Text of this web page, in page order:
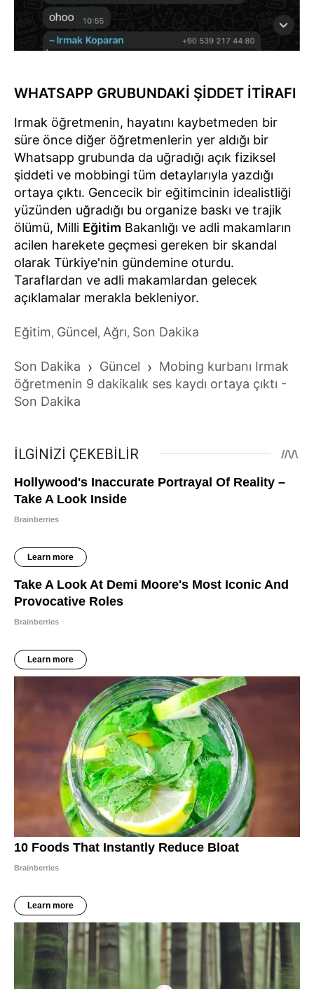
WHATSAPP GRUBUNDAKİ ŞİDDET İTİRAFI
Irmak öğretmenin, hayatını kaybetmeden bir
süre önce diğer öğretmenlerin yer aldığı bir
Whatsapp grubunda da uğradığı açık fiziksel
şiddeti ve mobbingi tüm detaylarıyla yazdığı
ortaya çıktı. Gencecik bir eğitimcinin idealistliği
yüzünden uğradığı bu organize baskı ve trajik
ölümü, Milli Eğitim Bakanlığı ve adli makamların
acilen harekete geçmesi gereken bir skandal
olarak Türkiye'nin gündemine oturdu.
Taraflardan ve adli makamlardan gelecek
açıklamalar merakla bekleniyor.
Eğitim, Güncel, Ağrı, Son Dakika
Son Dakika › Güncel › Mobing kurbanı Irmak
öğretmenin 9 dakikalık ses kaydı ortaya çıktı -
Son Dakika